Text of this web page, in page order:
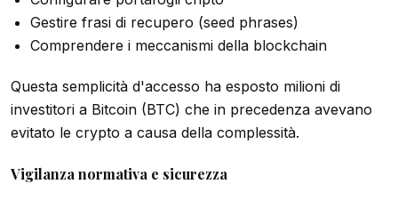
Gestire frasi di recupero (seed phrases)
Comprendere i meccanismi della blockchain
Questa semplicità d'accesso ha esposto milioni di
investitori a Bitcoin (BTC) che in precedenza avevano
evitato le crypto a causa della complessità.
Vigilanza normativa e sicurezza